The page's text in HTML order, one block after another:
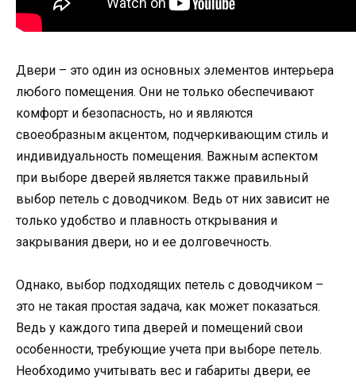
Двери – это один из основных элементов интерьера
любого помещения. Они не только обеспечивают
комфорт и безопасность, но и являются
своеобразным акцентом, подчеркивающим стиль и
индивидуальность помещения. Важным аспектом
при выборе дверей является также правильный
выбор петель с доводчиком. Ведь от них зависит не
только удобство и плавность открывания и
закрывания двери, но и ее долговечность.
Однако, выбор подходящих петель с доводчиком –
это не такая простая задача, как может показаться.
Ведь у каждого типа дверей и помещений свои
особенности, требующие учета при выборе петель.
Необходимо учитывать вес и габариты двери, ее